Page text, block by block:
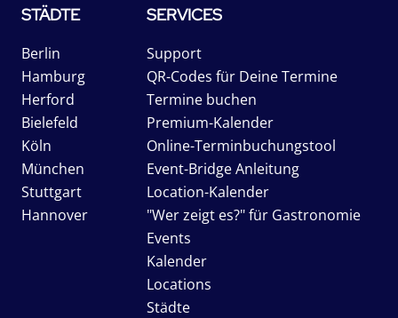
STÄDTE
Berlin
Hamburg
Herford
Bielefeld
Köln
München
Stuttgart
Hannover
SERVICES
Support
QR-Codes für Deine Termine
Termine buchen
Premium-Kalender
Online-Terminbuchungstool
Event-Bridge Anleitung
Location-Kalender
"Wer zeigt es?" für Gastronomie
Events
Kalender
Locations
Städte